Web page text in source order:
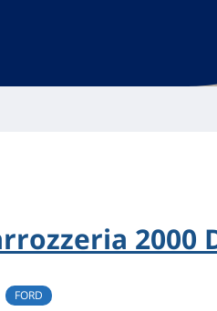
2000
FORD